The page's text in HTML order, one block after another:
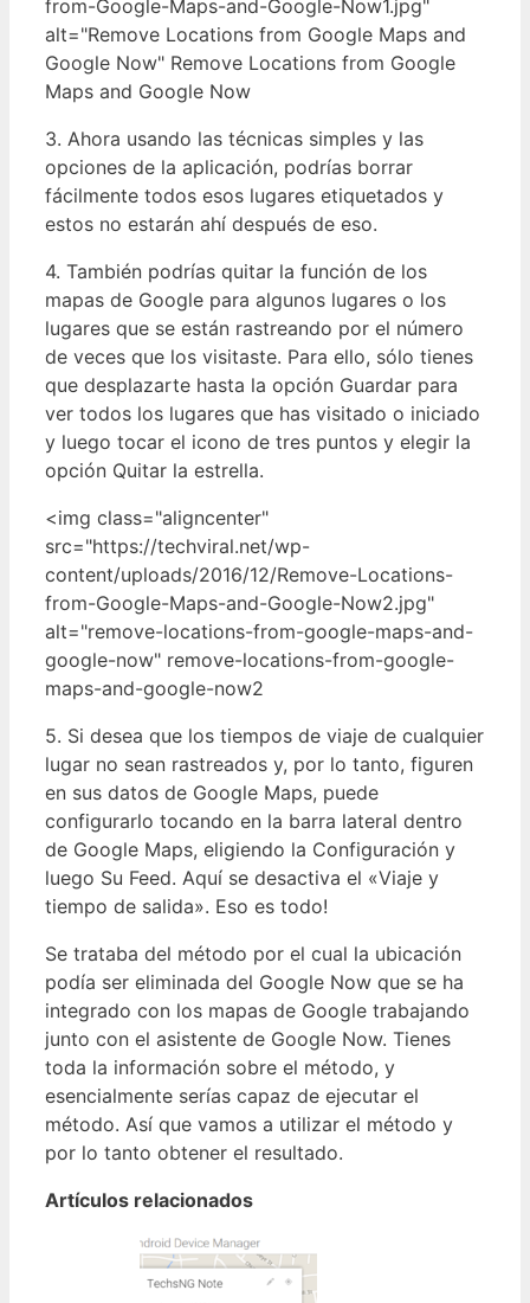
from-Google-Maps-and-Google-Now1.jpg"
alt="Remove Locations from Google Maps and
Google Now" Remove Locations from Google
Maps and Google Now
3. Ahora usando las técnicas simples y las
opciones de la aplicación, podrías borrar
fácilmente todos esos lugares etiquetados y
estos no estarán ahí después de eso.
4. También podrías quitar la función de los
mapas de Google para algunos lugares o los
lugares que se están rastreando por el número
de veces que los visitaste. Para ello, sólo tienes
que desplazarte hasta la opción Guardar para
ver todos los lugares que has visitado o iniciado
y luego tocar el icono de tres puntos y elegir la
opción Quitar la estrella.
<img class="aligncenter"
src="https://techviral.net/wp-
content/uploads/2016/12/Remove-Locations-
from-Google-Maps-and-Google-Now2.jpg"
alt="remove-locations-from-google-maps-and-
google-now" remove-locations-from-google-
maps-and-google-now2
5. Si desea que los tiempos de viaje de cualquier
lugar no sean rastreados y, por lo tanto, figuren
en sus datos de Google Maps, puede
configurarlo tocando en la barra lateral dentro
de Google Maps, eligiendo la Configuración y
luego Su Feed. Aquí se desactiva el «Viaje y
tiempo de salida». Eso es todo!
Se trataba del método por el cual la ubicación
podía ser eliminada del Google Now que se ha
integrado con los mapas de Google trabajando
junto con el asistente de Google Now. Tienes
toda la información sobre el método, y
esencialmente serías capaz de ejecutar el
método. Así que vamos a utilizar el método y
por lo tanto obtener el resultado.
Artículos relacionados